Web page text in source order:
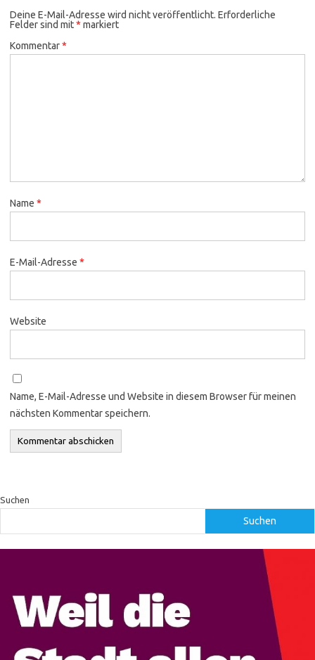
Deine E-Mail-Adresse wird nicht veröffentlicht. Erforderliche
Felder sind mit* markiert
Kommentar*
Name *
E-Mail-Adresse *
Website
Name, E-Mail-Adresse und Website in diesem Browser für meinen
nächsten Kommentar speichern.
Suchen
Suchen